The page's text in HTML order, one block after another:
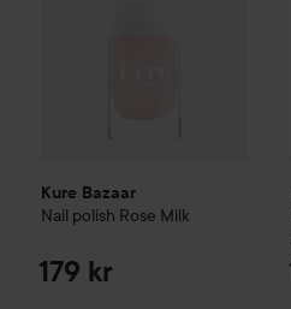
Kure Bazaar
Nail polish Rose Milk
179 kr